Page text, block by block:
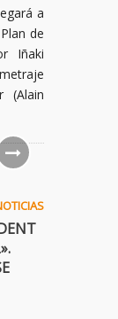
a
de
Iñaki
(Alain